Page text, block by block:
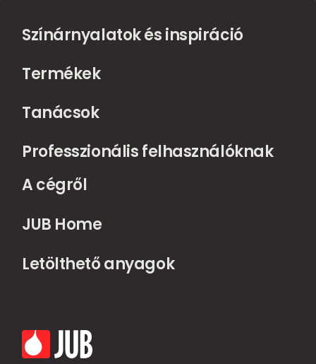
Színárnyalatok és inspiráció
Termékek
Tanácsok
Professzionális felhasználóknak
A cégről
JUB Home
Letölthető anyagok